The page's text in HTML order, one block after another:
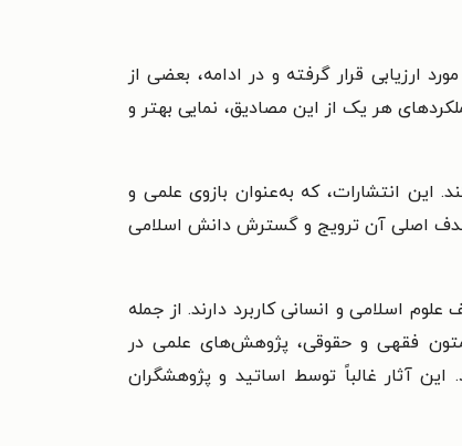
ارزیابی قرار گرفته و در ادامه، بعضی از
هر یک از این مصادیق، نمایی بهتر و
این انتشارات، که به‌عنوان بازوی علمی و
هدف اصلی آن ترویج و گسترش دانش اسلامی
اسلامی و انسانی کاربرد دارند. از جمله
فقهی و حقوقی، پژوهش‌های علمی در
آثار غالباً توسط اساتید و پژوهشگران